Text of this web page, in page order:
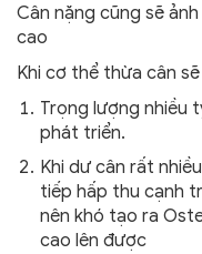
Cân nặng cũng sẽ
cao
Khi cơ thể thừa cân
Trọng lượng nhiều
phát triển.
Khi dư cân rất
tiếp hấp thu cạnh
nên khó tạo ra
cao lên được